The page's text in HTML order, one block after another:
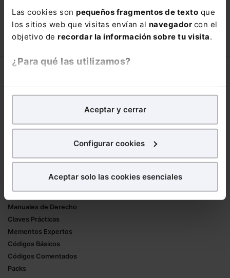
Las cookies son pequeños fragmentos de texto que
los sitios web que visitas envían al navegador con el
objetivo de recordar la información sobre tu visita.
¿Para qué las utilizamos?
analíticospara tratar demejorar tu experienciaen
nuestra página web. También con fines publicitarios,
para poder mostrarte publicidad y contenidos de tu
¿Qué puedes hacer?
experiencia en la web sea óptima
Puedesaceptar solo las esenciales
todas las cookies excepto aquellas imprescindibles.
También puedes
seleccionar solo aquellas que quieras permitir en tu
navegador. Si no seleccionas ninguna utilizaremos
las que sean indispensables para la navegación.
Aceptar y cerrar
Configurar cookies
Aceptar solo las cookies esenciales
COMPRAR
Lefebvre
Trabaja con nosotros
Productos
Formularios Jurídicos
Manuales de Derecho
Claves Prácticas
Mementos Expertos
Códigos Básicos
Códigos Comentados
Packs